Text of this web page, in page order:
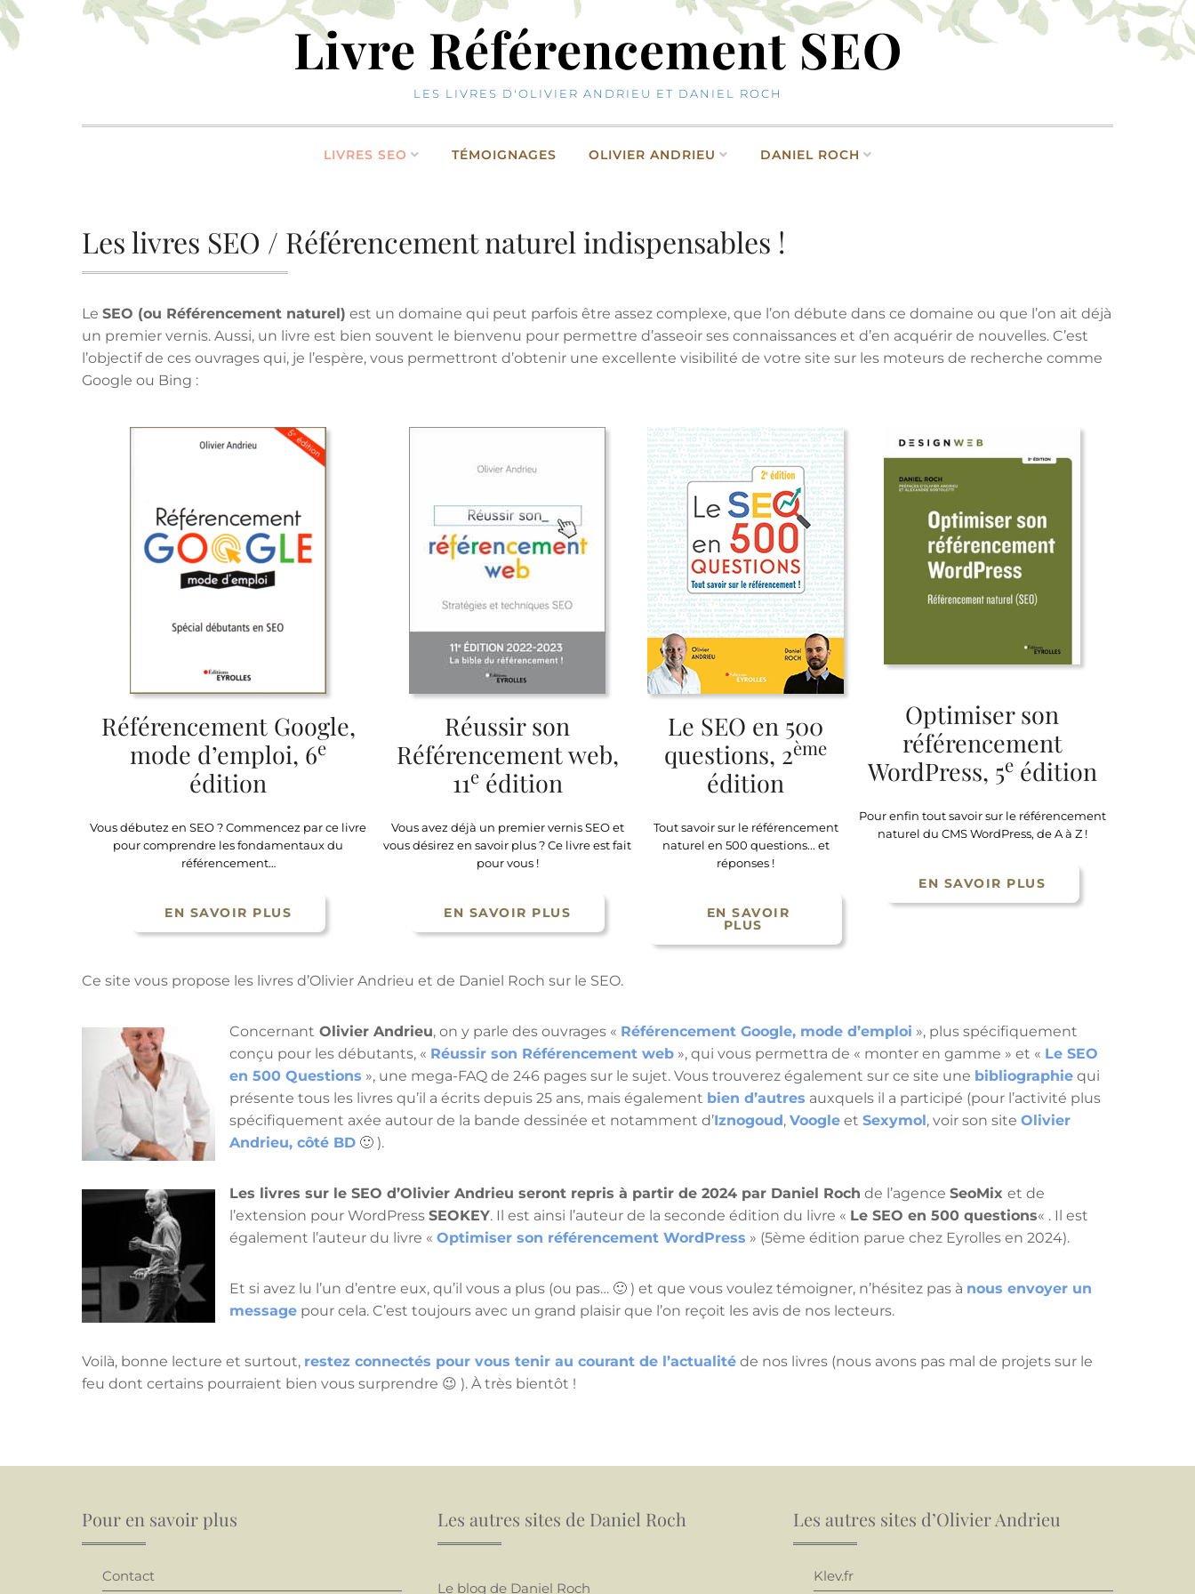
Skip
to
content
Livre Référencement SEO
LES LIVRES D'OLIVIER ANDRIEU ET DANIEL ROCH
LIVRES SEO TÉMOIGNAGES OLIVIER ANDRIEU DANIEL ROCH
Les livres SEO / Référencement naturel indispensables !
Le SEO (ou Référencement naturel) est un domaine qui peut parfois être assez complexe, que l’on débute dans ce domaine ou que l’on ait déjà
un premier vernis. Aussi, un livre est bien souvent le bienvenu pour permettre d’asseoir ses connaissances et d’en acquérir de nouvelles. C’est
l’objectif de ces ouvrages qui, je l’espère, vous permettront d’obtenir une excellente visibilité de votre site sur les moteurs de recherche comme
Google ou Bing :
Référencement Google,
mode d’emploi, 6e
édition
Vous débutez en SEO ? Commencez par ce livre
pour comprendre les fondamentaux du
référencement…
EN SAVOIR PLUS
Réussir son
Référencement web,
11eédition
Vous avez déjà un premier vernis SEO et
vous désirez en savoir plus ? Ce livre est fait
pour vous !
EN SAVOIR PLUS
Le SEO en 500
questions, 2ème
édition
Tout savoir sur le référencement
naturel en 500 questions... et
réponses !
EN SAVOIR
PLUS
Optimiser son
référencement
WordPress, 5eédition
Pour enfin tout savoir sur le référencement
naturel du CMS WordPress, de A à Z !
EN SAVOIR PLUS
Ce site vous propose les livres d’Olivier Andrieu et de Daniel Roch sur le SEO.
Concernant Olivier Andrieu, on y parle des ouvrages « Référencement Google, mode d’emploi », plus spécifiquement
conçu pour les débutants, « Réussir son Référencement web », qui vous permettra de « monter en gamme » et « Le SEO
en 500 Questions », une mega-FAQ de 246 pages sur le sujet. Vous trouverez également sur ce site une bibliographie qui
présente tous les livres qu’il a écrits depuis 25 ans, mais également bien d’autres auxquels il a participé (pour l’activité plus
spécifiquement axée autour de la bande dessinée et notamment d’Iznogoud, Voogle et Sexymol, voir son site Olivier
Andrieu, côté BD 🙂 ).
Les livres sur le SEO d’Olivier Andrieu seront repris à partir de 2024 par Daniel Roch de l’agence SeoMix et de
l’extension pour WordPress SEOKEY. Il est ainsi l’auteur de la seconde édition du livre « Le SEO en 500 questions« . Il est
également l’auteur du livre « Optimiser son référencement WordPress » (5ème édition parue chez Eyrolles en 2024).
Et si avez lu l’un d’entre eux, qu’il vous a plus (ou pas… 🙂 ) et que vous voulez témoigner, n’hésitez pas à nous envoyer un
message pour cela. C’est toujours avec un grand plaisir que l’on reçoit les avis de nos lecteurs.
Voilà, bonne lecture et surtout, restez connectés pour vous tenir au courant de l’actualité de nos livres (nous avons pas mal de projets sur le
feu dont certains pourraient bien vous surprendre 😉 ). À très bientôt !
Pour en savoir plus
Contact
Les autres sites de Daniel Roch
Le blog de Daniel Roch
Les autres sites d’Olivier Andrieu
Klev.fr